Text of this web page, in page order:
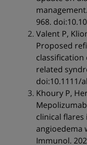
968.
Valent P,
Proposed
related
doi:10.1111/
Khoury P,
clinical
angioedema
Immunol.